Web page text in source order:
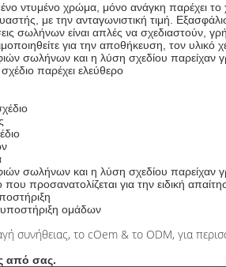
ντυμένο χρώμα, μόνο ανάγκη παρέχει το
με την ανταγωνιστική τιμή.
σωλήνων είναι απλές να σχεδιαστούν,
για την αποθήκευση, τον υλικό
σωλήνων και η λύση σχεδίου παρείχαν
παρέχει ελεύθερο
σωλήνων και η λύση σχεδίου παρείχαν
προσανατολίζεται για την ειδική
ομάδων
συνήθειας, το cOem & το ODM, για
από σας.